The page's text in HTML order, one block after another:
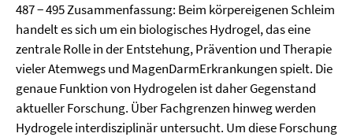
487 − 495 Zusammenfassung: Beim körpereigenen Schleim
handelt es sich um ein biologisches Hydrogel, das eine
zentrale Rolle in der Entstehung, Prävention und Therapie
vieler Atemwegs und MagenDarmErkrankungen spielt. Die
genaue Funktion von Hydrogelen ist daher Gegenstand
aktueller Forschung. Über Fachgrenzen hinweg werden
Hydrogele interdisziplinär untersucht. Um diese Forschung